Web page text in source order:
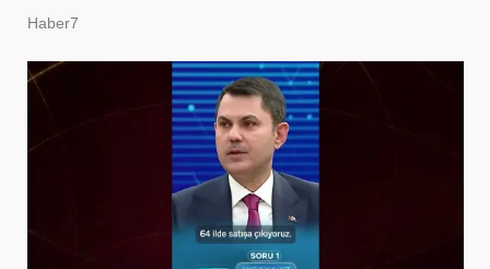
Haber7